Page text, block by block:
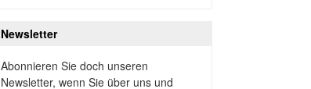
Newsletter
Abonnieren Sie doch unseren
Newsletter, wenn Sie über uns und